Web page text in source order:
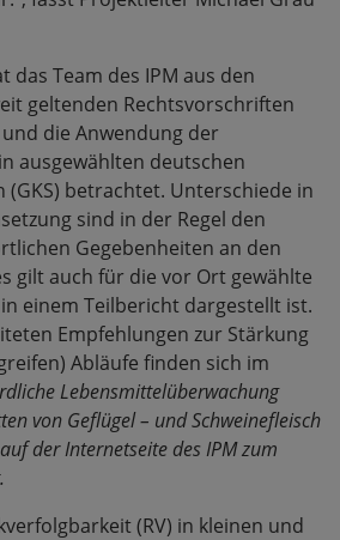
das Team des IPM aus den
geltenden Rechtsvorschriften
die Anwendung der
ausgewählten deutschen
betrachtet. Unterschiede in
sind in der Regel den
Gegebenheiten an den
gilt auch für die vor Ort gewählte
einem Teilbericht dargestellt ist.
Empfehlungen zur Stärkung
Abläufe finden sich im
Lebensmittelüberwachung
von Geflügel – und Schweinefleisch
der Internetseite des IPM zum
(RV) in kleinen und